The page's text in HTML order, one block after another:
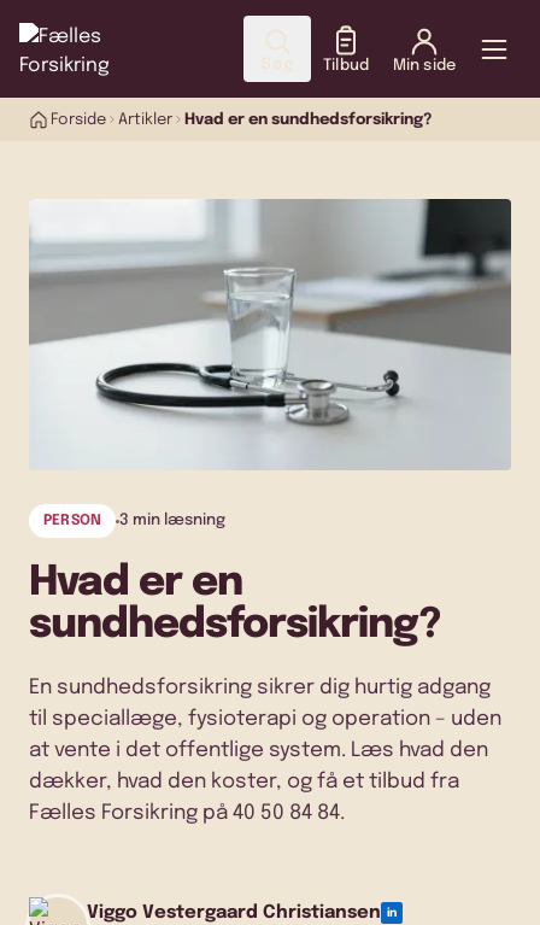
Søg Tilbud Min side
Forside Artikler Hvad er en sundhedsforsikring?
PERSON 3 min læsning
Hvad er en
sundhedsforsikring?
En sundhedsforsikring sikrer dig hurtig adgang
til speciallæge, fysioterapi og operation – uden
at vente i det offentlige system. Læs hvad den
dækker, hvad den koster, og få et tilbud fra
Fælles Forsikring på 40 50 84 84.
Viggo Vestergaard Christiansen in